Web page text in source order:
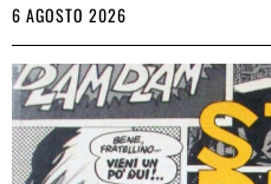
6 AGOSTO 2026